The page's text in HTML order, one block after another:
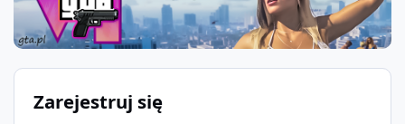
Zarejestruj się